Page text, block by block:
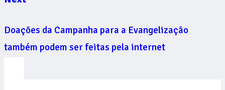
Doações da Campanha para a Evangelização
também podem ser feitas pela internet